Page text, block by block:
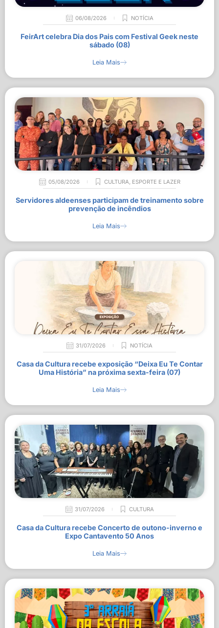
06/08/2026 NOTÍCIA
FeirArt celebra Dia dos Pais com Festival Geek neste
sábado (08)
Leia Mais
05/08/2026 CULTURA, ESPORTE E LAZER
Servidores aldeenses participam de treinamento sobre
prevenção de incêndios
Leia Mais
31/07/2026 NOTÍCIA
Casa da Cultura recebe exposição “Deixa Eu Te Contar
Uma História” na próxima sexta-feira (07)
Leia Mais
31/07/2026 CULTURA
Casa da Cultura recebe Concerto de outono-inverno e
Expo Cantavento 50 Anos
Leia Mais